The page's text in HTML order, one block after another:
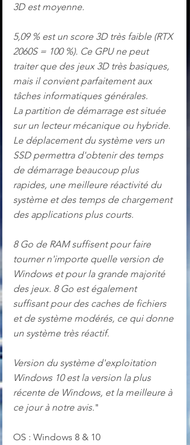
3D est moyenne.
5,09 % est un score 3D très faible (RTX
2060S = 100 %). Ce GPU ne peut
traiter que des jeux 3D très basiques,
mais il convient parfaitement aux
tâches informatiques générales.
La partition de démarrage est située
sur un lecteur mécanique ou hybride.
Le déplacement du système vers un
SSD permettra d'obtenir des temps
de démarrage beaucoup plus
rapides, une meilleure réactivité du
système et des temps de chargement
des applications plus courts.
8 Go de RAM suffisent pour faire
tourner n'importe quelle version de
Windows et pour la grande majorité
des jeux. 8 Go est également
suffisant pour des caches de fichiers
et de système modérés, ce qui donne
un système très réactif.
Version du système d'exploitation
Windows 10 est la version la plus
récente de Windows, et la meilleure à
ce jour à notre avis."
OS : Windows 8 & 10